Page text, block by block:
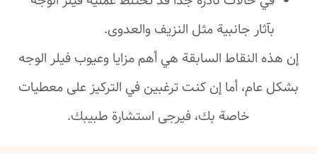
جانبية مثل النزيف والعدوى.
النقاط السابقة هي أهم مزايا وعيوب فيلر الوجه
أما إن كنت ترغبين في التركيز على معطيات
خاصة بك، فيرجى استشارة طبيبك.